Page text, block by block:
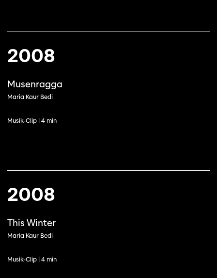
2008
Musenragga
Maria Kaur Bedi
Musik-Clip | 4 min
2008
This Winter
Maria Kaur Bedi
Musik-Clip | 4 min